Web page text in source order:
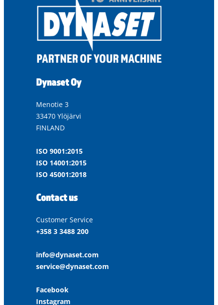
Dynaset Oy
Menotie 3
33470 Ylöjärvi
FINLAND
ISO 9001:2015
ISO 14001:2015
ISO 45001:2018
Contact us
Customer Service
+358 3 3488 200
info@dynaset.com
service@dynaset.com
Facebook
Instagram